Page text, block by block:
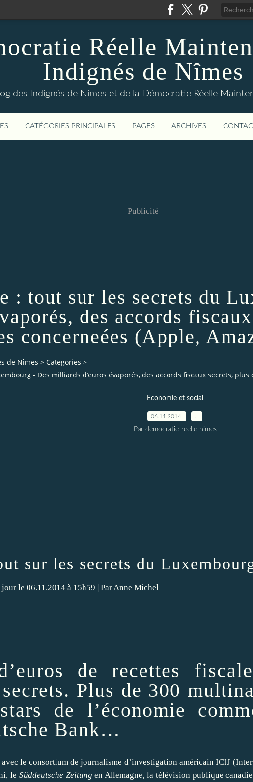
Réelle
Indignés de Nîmes
des Indignés de Nimes et de la Démocratie Réelle
CATÉGORIES PRINCIPALES PAGES ARCHIVES
Publicité
: tout sur les secrets du
des accords
concerneées (Apple,
de Nîmes > Categories >
- Des milliards d’euros évaporés, des accords fiscaux secrets,
Economie et social
06.11.2014
Par democratie-reelle-nimes
sur les secrets du
le 06.11.2014 à 15h59 | ParAnne Michel
derecettes
Plus de 300
de l’économie
Bank…
le consortium de journalisme d’investigation américain ICIJ
le Süddeutsche Zeitung en Allemagne la télévision publique